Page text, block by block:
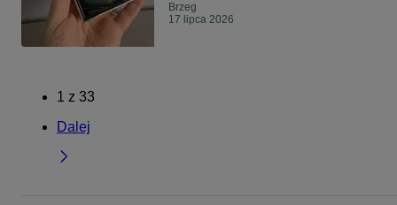
Brzeg
17 lipca 2026
1 z 33
Dalej